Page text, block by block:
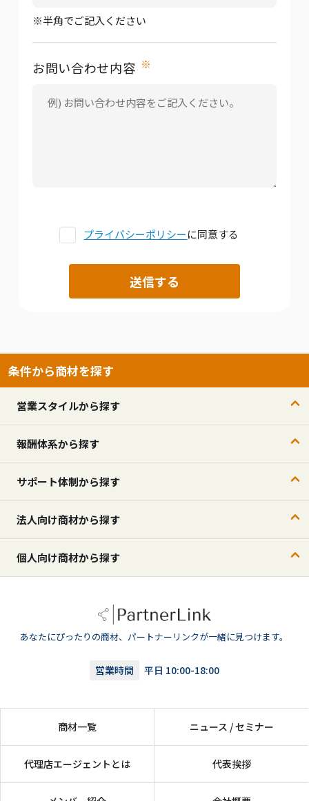
※半角でご記入ください
お問い合わせ内容 ※
プライバシーポリシーに同意する
条件から商材を探す
営業スタイルから探す
報酬体系から探す
サポート体制から探す
法人向け商材から探す
個人向け商材から探す
あなたにぴったりの商材、パートナーリンクが一緒に見つけます。
営業時間 平日 10:00-18:00
商材一覧 ニュース / セミナー
代理店エージェントとは 代表挨拶